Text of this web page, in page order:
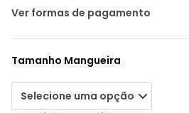
Ver formas de pagamento
Tamanho Mangueira